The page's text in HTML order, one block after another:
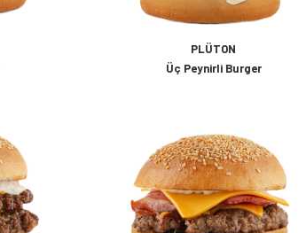
PLÜTON
Üç Peynirli Burger